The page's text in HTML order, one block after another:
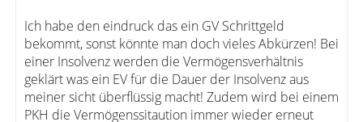
Ich habe den eindruck das ein GV Schrittgeld
bekommt, sonst könnte man doch vieles Abkürzen! Bei
einer Insolvenz werden die Vermögensverhältnis
geklärt was ein EV für die Dauer der Insolvenz aus
meiner sicht überflüssig macht! Zudem wird bei einem
PKH die Vermögenssitaution immer wieder erneut